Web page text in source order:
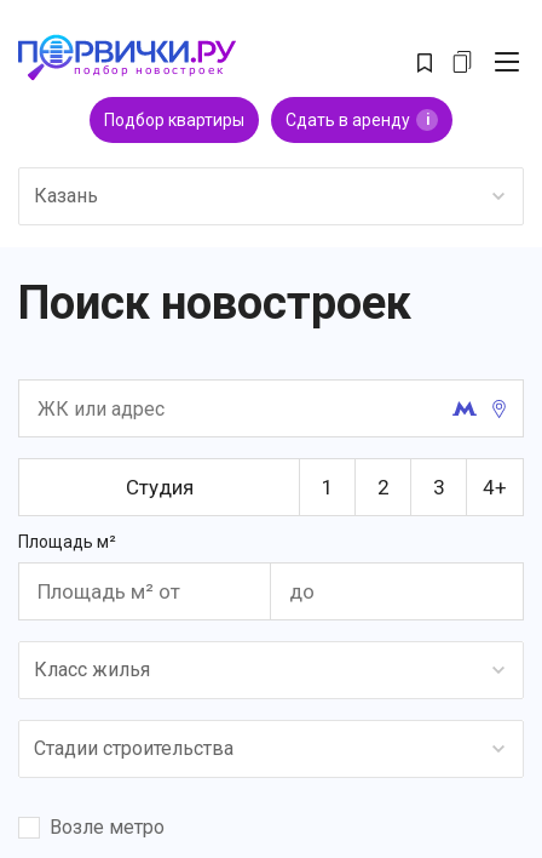
Подбор квартиры Сдать в аренду i
Казань
Поиск новостроек
Студия 1 2 3 4+
Площадь м²
Класс жилья
Стадии строительства
Возле метро